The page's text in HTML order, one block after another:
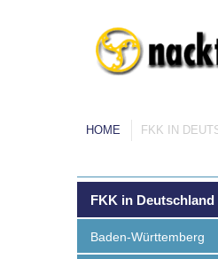
HOME FKK IN
FKK in Deutschland
Baden-Württemberg